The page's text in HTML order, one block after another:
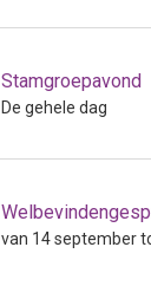
Stamgroepavond
De gehele dag
van 14 september